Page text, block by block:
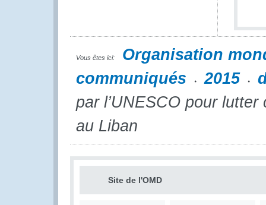
Vous êtes ici:
Organisation
communiqués
2015
par l’UNESCO pour
au Liban
Site de l'OMD